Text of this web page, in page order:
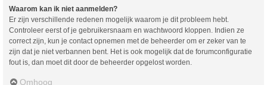
Waarom kan ik niet aanmelden?
Er zijn verschillende redenen mogelijk waarom je dit probleem hebt.
Controleer eerst of je gebruikersnaam en wachtwoord kloppen. Indien ze
correct zijn, kun je contact opnemen met de beheerder om er zeker van te
zijn dat je niet verbannen bent. Het is ook mogelijk dat de forumconfiguratie
fout is, dan moet dit door de beheerder opgelost worden.
Omhoog